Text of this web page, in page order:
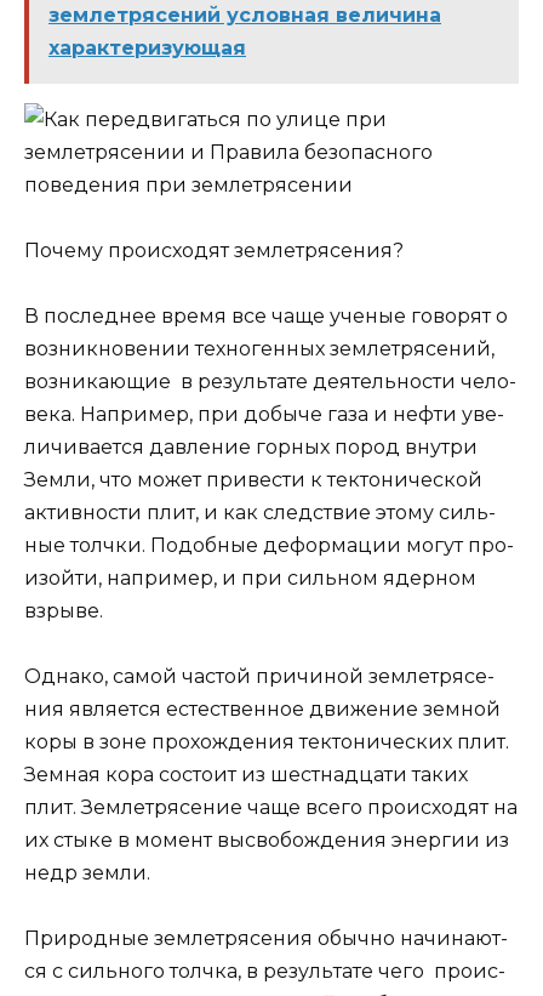
землетрясений условная величина
характеризующая
Поче­му про­ис­хо­дят землетрясения?
В послед­нее вре­мя все чаще уче­ные гово­рят о
воз­ник­но­ве­нии тех­но­ген­ных зем­ле­тря­се­ний,
воз­ни­ка­ю­щие в резуль­та­те дея­тель­но­сти чело­
ве­ка. Напри­мер, при добы­че газа и неф­ти уве­
ли­чи­ва­ет­ся дав­ле­ние гор­ных пород внут­ри
Зем­ли, что может при­ве­сти к тек­то­ни­че­ской
актив­но­сти плит, и как след­ствие это­му силь­
ные толч­ки. Подоб­ные дефор­ма­ции могут про­
изой­ти, напри­мер, и при силь­ном ядер­ном
взрыве.
Одна­ко, самой частой при­чи­ной зем­ле­тря­се­
ния явля­ет­ся есте­ствен­ное дви­же­ние зем­ной
коры в зоне про­хож­де­ния тек­то­ни­че­ских плит.
Зем­ная кора состо­ит из шест­на­дца­ти таких
плит. Зем­ле­тря­се­ние чаще все­го про­ис­хо­дят на
их сты­ке в момент высво­бож­де­ния энер­гии из
недр земли.
При­род­ные зем­ле­тря­се­ния обыч­но начи­на­ют­
ся с силь­но­го толч­ка, в резуль­та­те чего про­ис­